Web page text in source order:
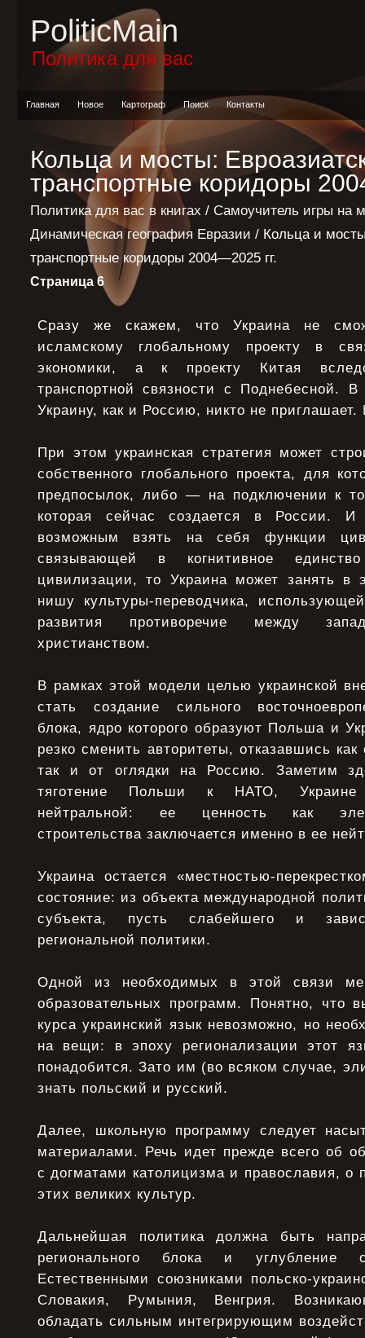
PoliticMain
Политика для вас
Главная Новое Картограф Поиск Контакты
Кольца и мосты:
транспортные коридоры
Политика для вас в книгах / Самоучитель игры на
Динамическая география Евразии / Кольца и
транспортные коридоры 2004—2025 гг.
Страница 6
Сразу же скажем, что Украина не
исламскому глобальному проекту в
экономики, а к проекту Китая
транспортной связности с Поднебесной.
Украину, как и Россию, никто не приглашает.
При этом украинская стратегия может
собственного глобального проекта, для
предпосылок, либо — на подключении к
которая сейчас создается в России. И
возможным взять на себя функции
связывающей в когнитивное
цивилизации, то Украина может занять в
нишу культуры-переводчика,
развития противоречие между
христианством.
В рамках этой модели целью украинской
стать создание сильного
блока, ядро которого образуют Польша и
резко сменить авторитеты, отказавшись
так и от оглядки на Россию. Заметим
тяготение Польши к НАТО, Украине
нейтральной: ее ценность как
строительства заключается именно в ее
Украина остается «местностью-
состояние: из объекта международной
субъекта, пусть слабейшего и
региональной политики.
Одной из необходимых в этой связи
образовательных программ. Понятно, что
курса украинский язык невозможно, но
на вещи: в эпоху регионализации этот
понадобится. Зато им (во всяком случае,
знать польский и русский.
Далее, школьную программу следует
материалами. Речь идет прежде всего об
с догматами католицизма и православия, о
этих великих культур.
Дальнейшая политика должна быть
регионального блока и углубление
Естественными союзниками польско-
Словакия, Румыния, Венгрия.
обладать сильным интегрирующим